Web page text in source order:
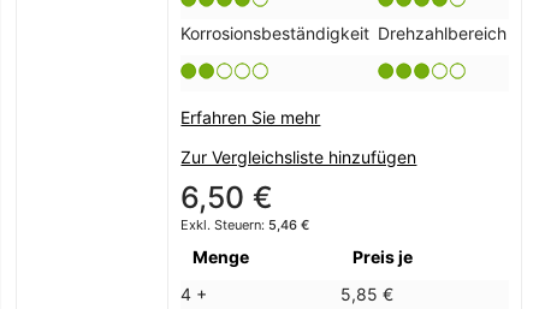
Korrosionsbeständigkeit Drehzahlbereich
Erfahren Sie mehr
Zur Vergleichsliste hinzufügen
6,50 €
5,46 €
Menge
Preis je
4 +
5,85 €